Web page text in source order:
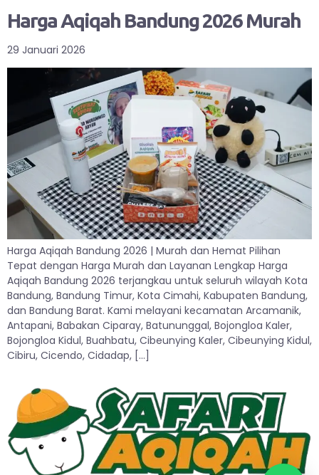
Harga Aqiqah Bandung 2026 Murah
29 Januari 2026
Harga Aqiqah Bandung 2026 | Murah dan Hemat Pilihan
Tepat dengan Harga Murah dan Layanan Lengkap Harga
Aqiqah Bandung 2026 terjangkau untuk seluruh wilayah Kota
Bandung, Bandung Timur, Kota Cimahi, Kabupaten Bandung,
dan Bandung Barat. Kami melayani kecamatan Arcamanik,
Antapani, Babakan Ciparay, Batununggal, Bojongloa Kaler,
Bojongloa Kidul, Buahbatu, Cibeunying Kaler, Cibeunying Kidul,
Cibiru, Cicendo, Cidadap, […]